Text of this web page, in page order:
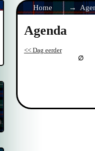
Home
Agenda
<< Dag eerder